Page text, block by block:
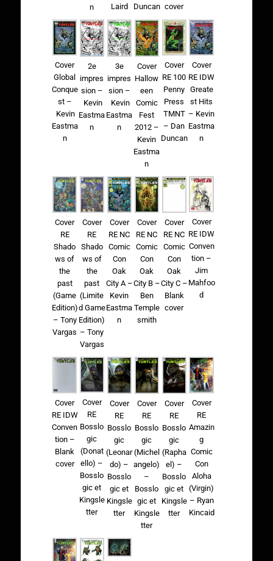
n
Laird
Duncan cover
Cover
Global
Conque
st –
Kevin
Eastma
n
2e
impres
sion –
Kevin
Eastma
n
3e
impres
sion –
Kevin
Eastma
n
Cover
Hallow
een
Comic
Fest
2012 –
Kevin
Eastma
n
Cover
RE 100
Penny
Press
TMNT
– Dan
Duncan
Cover
RE IDW
Greate
st Hits
– Kevin
Eastma
n
Cover
RE
Shado
ws of
the
past
(Game
Edition)
– Tony
Vargas
Cover
RE
Shado
ws of
the
past
(Limite
d Game
Edition)
– Tony
Vargas
Cover
RE NC
Comic
Con
Oak
City A –
Kevin
Eastma
n
Cover
RE NC
Comic
Con
Oak
City B –
Ben
Temple
smith
Cover
RE NC
Comic
Con
Oak
City C –
Blank
cover
Cover
RE IDW
Conven
tion –
Jim
Mahfoo
d
Cover
RE IDW
Conven
tion –
Blank
cover
Cover
RE
Bosslo
gic
(Donat
ello) –
Bosslo
gic et
Kingsle
tter
Cover
RE
Bosslo
gic
(Leonar
do) –
Bosslo
gic et
Kingsle
tter
Cover
RE
Bosslo
gic
(Michel
angelo)
–
Bosslo
gic et
Kingsle
tter
Cover
RE
Bosslo
gic
(Rapha
el) –
Bosslo
gic et
Kingsle
tter
Cover
RE
Amazin
g
Comic
Con
Aloha
(Virgin)
– Ryan
Kincaid